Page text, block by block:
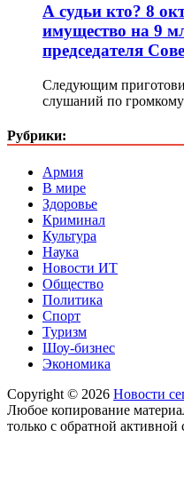
А судьи кто? 8
имущество на 9
председателя
Следующим
слушаний по
Рубрики:
Армия
В мире
Здоровье
Криминал
Культура
Наука
Новости ИТ
Общество
Политика
Спорт
Туризм
Шоу-бизнес
Экономика
Copyright © 2026 Новости
Любое копирование
только с обратной активной